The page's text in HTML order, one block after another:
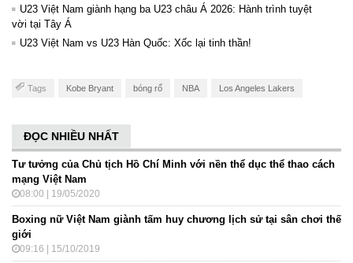
U23 Việt Nam giành hạng ba U23 châu Á 2026: Hành trình tuyệt
vời tại Tây Á
U23 Việt Nam vs U23 Hàn Quốc: Xốc lại tinh thần!
Tags Kobe Bryant bóng rổ NBA Los Angeles Lakers
ĐỌC NHIỀU NHẤT
Tư tưởng của Chủ tịch Hồ Chí Minh với nền thể dục thể thao cách
mạng Việt Nam
08:00 | 19/05/2020
Boxing nữ Việt Nam giành tấm huy chương lịch sử tại sân chơi thế
giới
09:16 | 15/10/2019